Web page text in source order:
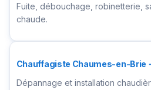
Fuite, débouchage, robinetterie,
chaude.
Chauffagiste Chaumes-en-Brie
Dépannage et installation